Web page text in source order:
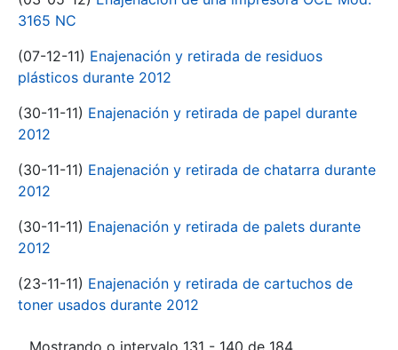
3165 NC
(07-12-11) Enajenación y retirada de residuos
plásticos durante 2012
(30-11-11) Enajenación y retirada de papel durante
2012
(30-11-11) Enajenación y retirada de chatarra durante
2012
(30-11-11) Enajenación y retirada de palets durante
2012
(23-11-11) Enajenación y retirada de cartuchos de
toner usados durante 2012
Mostrando o intervalo 131 - 140 de 184